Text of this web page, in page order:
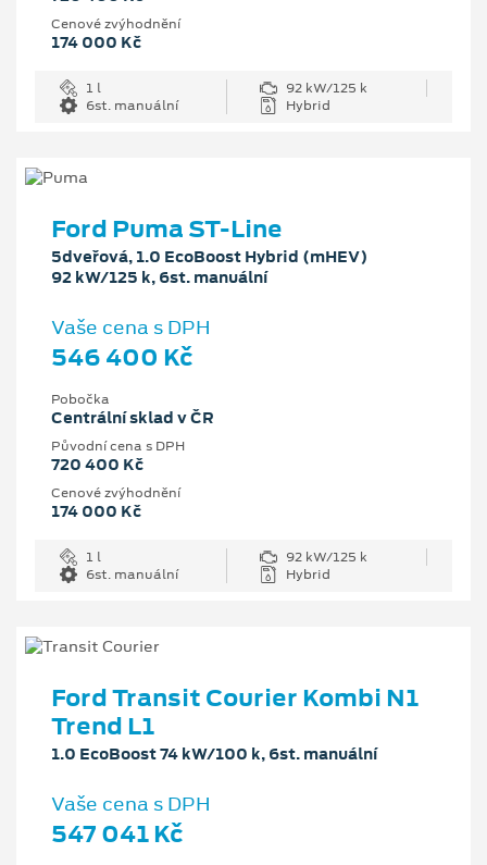
Cenové zvýhodnění
174 000 Kč
1 l
92 kW/125 k
6st. manuální
Hybrid
Ford Puma ST-Line
5dveřová, 1.0 EcoBoost Hybrid (mHEV)
92 kW/125 k, 6st. manuální
Vaše cena s DPH
546 400 Kč
Pobočka
Centrální sklad v ČR
Původní cena s DPH
720 400 Kč
Cenové zvýhodnění
174 000 Kč
1 l
92 kW/125 k
6st. manuální
Hybrid
Ford Transit Courier Kombi N1
Trend L1
1.0 EcoBoost 74 kW/100 k, 6st. manuální
Vaše cena s DPH
547 041 Kč